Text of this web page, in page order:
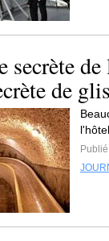
secrète
de